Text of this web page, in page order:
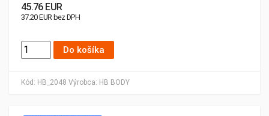
Kód: HB_2048 Výrobca: HB BODY
45.76 EUR
37.20 EUR bez DPH
Do košíka